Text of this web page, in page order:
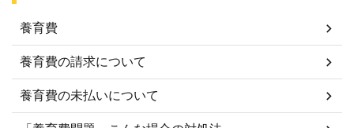
養育費
養育費の請求について
養育費の未払いについて